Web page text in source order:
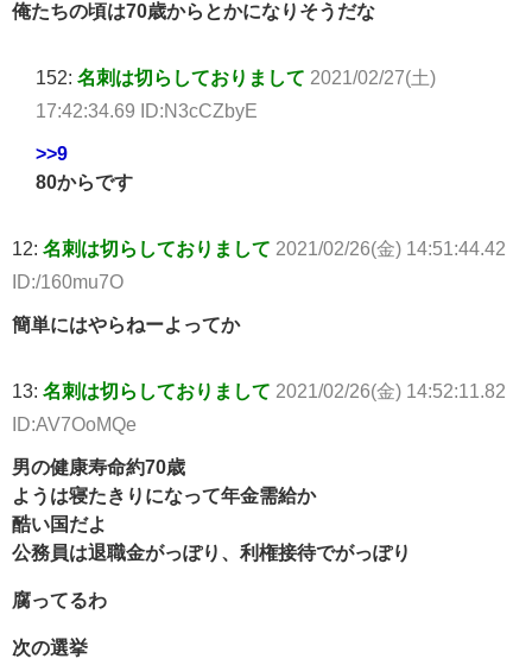
俺たちの頃は70歳からとかになりそうだな
152: 名刺は切らしておりまして 2021/02/27(土)
17:42:34.69 ID:N3cCZbyE
>>9
80からです
12: 名刺は切らしておりまして 2021/02/26(金) 14:51:44.42
ID:/160mu7O
簡単にはやらねーよってか
13: 名刺は切らしておりまして 2021/02/26(金) 14:52:11.82
ID:AV7OoMQe
男の健康寿命約70歳
ようは寝たきりになって年金需給か
酷い国だよ
公務員は退職金がっぽり、利権接待でがっぽり
腐ってるわ
次の選挙